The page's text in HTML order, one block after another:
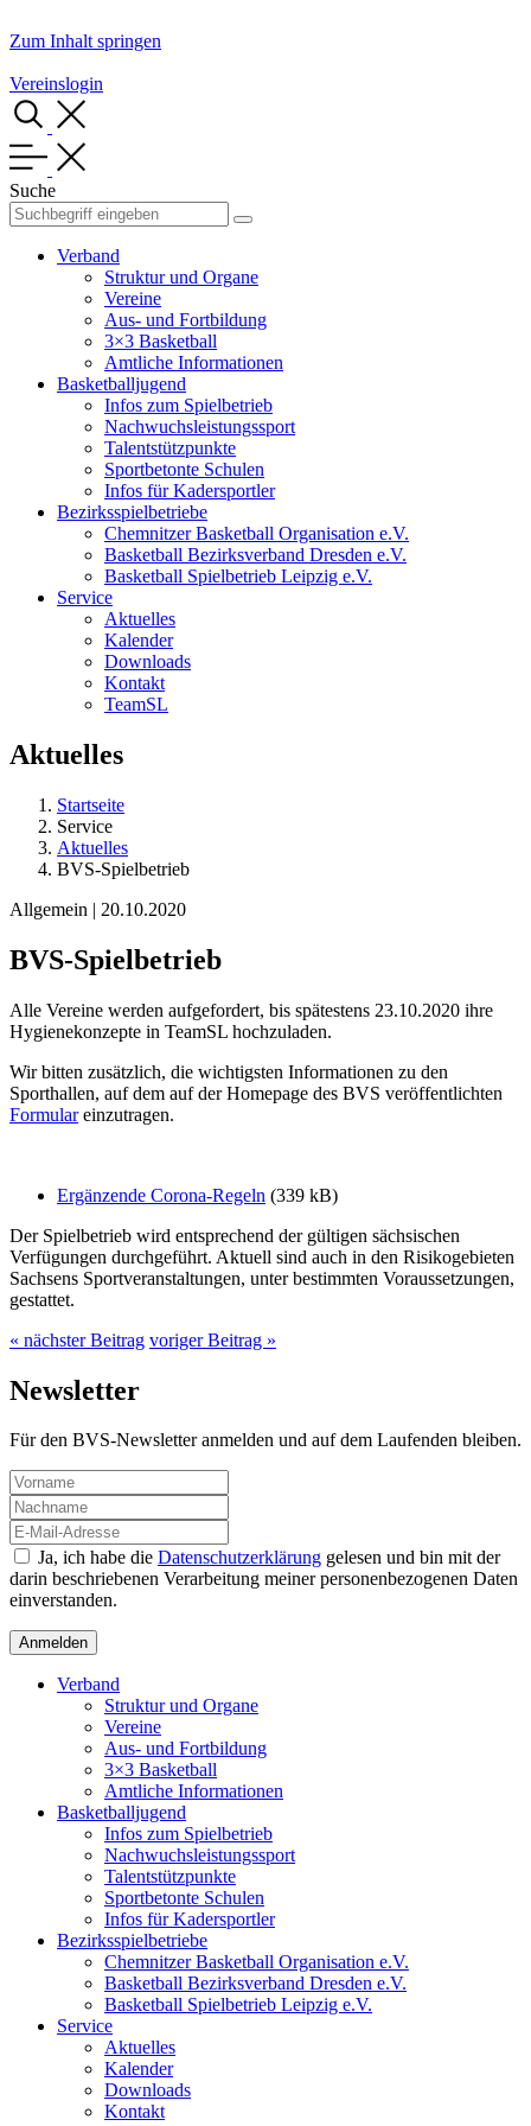
Zum Inhalt springen
Vereinslogin
Suche
Verband
Struktur und Organe
Vereine
Aus- und Fortbildung
3×3 Basketball
Amtliche Informationen
Basketballjugend
Infos zum Spielbetrieb
Nachwuchsleistungssport
Talentstützpunkte
Sportbetonte Schulen
Infos für Kadersportler
Bezirksspielbetriebe
Chemnitzer Basketball Organisation e.V.
Basketball Bezirksverband Dresden e.V.
Basketball Spielbetrieb Leipzig e.V.
Service
Aktuelles
Kalender
Downloads
Kontakt
TeamSL
Aktuelles
Startseite
Service
Aktuelles
BVS-Spielbetrieb
Allgemein | 20.10.2020
BVS-Spielbetrieb
Alle Vereine werden aufgefordert, bis spätestens 23.10.2020 ihre
Hygienekonzepte in TeamSL hochzuladen.
Wir bitten zusätzlich, die wichtigsten Informationen zu den
Sporthallen, auf dem auf der Homepage des BVS veröffentlichten
Formulareinzutragen.
Ergänzende Corona-Regeln (339 kB)
Der Spielbetrieb wird entsprechend der gültigen sächsischen
Verfügungen durchgeführt. Aktuell sind auch in den Risikogebieten
Sachsens Sportveranstaltungen, unter bestimmten Voraussetzungen,
gestattet.
« nächster Beitrag voriger Beitrag »
Newsletter
Für den BVS-Newsletter anmelden und auf dem Laufenden bleiben.
Ja, ich habe die Datenschutzerklärung gelesen und bin mit der
darin beschriebenen Verarbeitung meiner personenbezogenen Daten
einverstanden.
Verband
Struktur und Organe
Vereine
Aus- und Fortbildung
3×3 Basketball
Amtliche Informationen
Basketballjugend
Infos zum Spielbetrieb
Nachwuchsleistungssport
Talentstützpunkte
Sportbetonte Schulen
Infos für Kadersportler
Bezirksspielbetriebe
Chemnitzer Basketball Organisation e.V.
Basketball Bezirksverband Dresden e.V.
Basketball Spielbetrieb Leipzig e.V.
Service
Aktuelles
Kalender
Downloads
Kontakt